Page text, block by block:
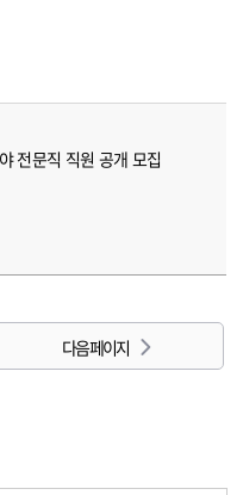
전문직 직원 공개 모집
다음 페이지